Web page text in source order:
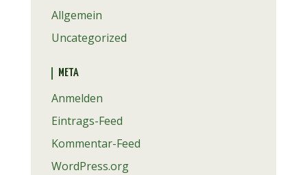
Allgemein
Uncategorized
META
Anmelden
Eintrags-Feed
Kommentar-Feed
WordPress.org